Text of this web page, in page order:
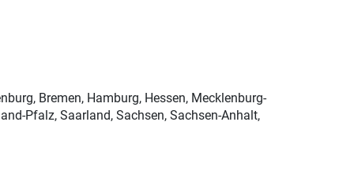
Bremen, Hamburg, Hessen, Mecklenburg-
Pfalz, Saarland, Sachsen, Sachsen-Anhalt,